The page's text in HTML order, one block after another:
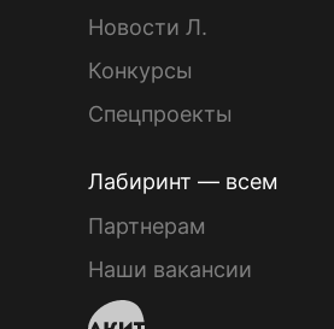
Новости Л.
Конкурсы
Спецпроекты
Лабиринт — всем
Партнерам
Наши вакансии